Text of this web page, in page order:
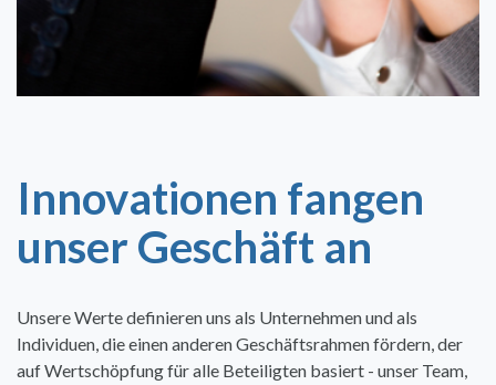
Innovationen fangen
unser Geschäft an
Unsere Werte definieren uns als Unternehmen und als
Individuen, die einen anderen Geschäftsrahmen fördern, der
auf Wertschöpfung für alle Beteiligten basiert - unser Team,